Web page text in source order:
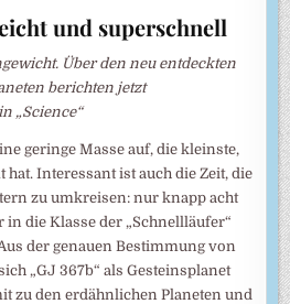
und superschnell
Über den neu entdeckten
berichten jetzt
„Science“
geringe Masse auf, die kleinste,
Interessant ist auch die Zeit, die
zu umkreisen: nur knapp acht
in die Klasse der „Schnellläufer“
der genauen Bestimmung von
„GJ 367b“ als Gesteinsplanet
zu den erdähnlichen Planeten und